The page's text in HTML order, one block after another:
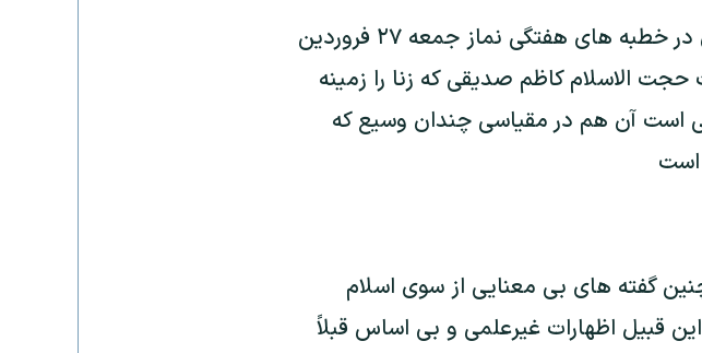
سخنان يکی از روحانيان رسمی جمهوری اسلامی ايران در خطبه های هفتگی نماز جمعه ۲۷ فروردين
حجت الاسلام کاظم صديقی که زنا را زمينه
است آن هم در مقياسی چندان وسيع که
است
گفته های بی معنايی از سوی اسلام
قبيل اظهارات غيرعلمی و بی اساس قبلاً